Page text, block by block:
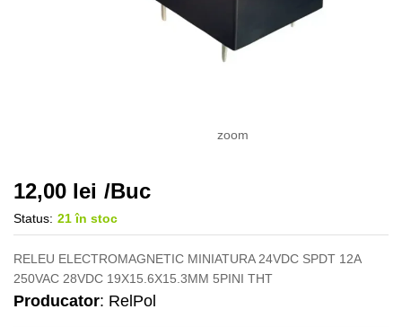
zoom
12,00 lei /Buc
Status: 21 în stoc
RELEU ELECTROMAGNETIC MINIATURA 24VDC SPDT 12A
250VAC 28VDC 19X15.6X15.3MM 5PINI THT
Producator: RelPol